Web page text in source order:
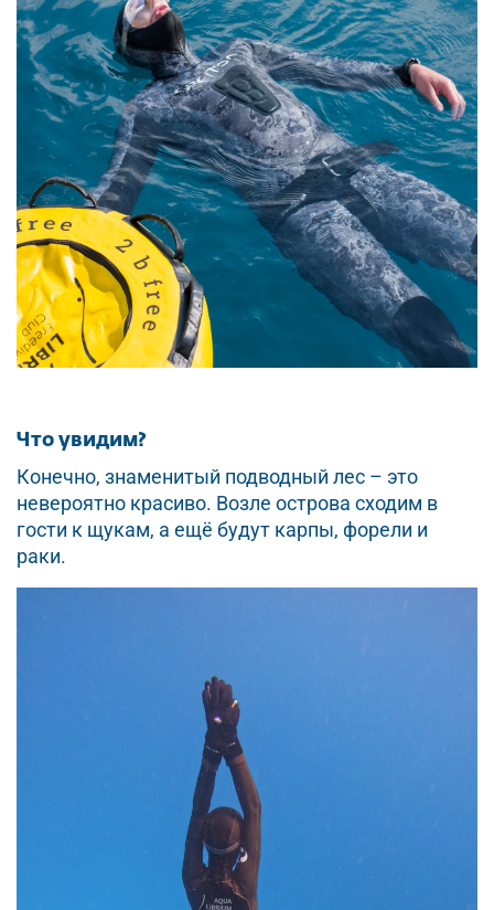
Что увидим?
Конечно, знаменитый подводный лес – это
невероятно красиво. Возле острова сходим в
гости к щукам, а ещё будут карпы, форели и
раки.